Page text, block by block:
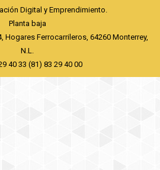
Digital y Emprendimiento.
Planta baja
Hogares Ferrocarrileros, 64260 Monterrey,
N.L.
40 33 (81) 83 29 40 00